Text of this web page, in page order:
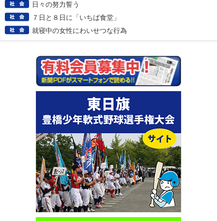
日々の努力誓う
７日と８日に「いちば食堂」
就寝中の女性にわいせつな行為